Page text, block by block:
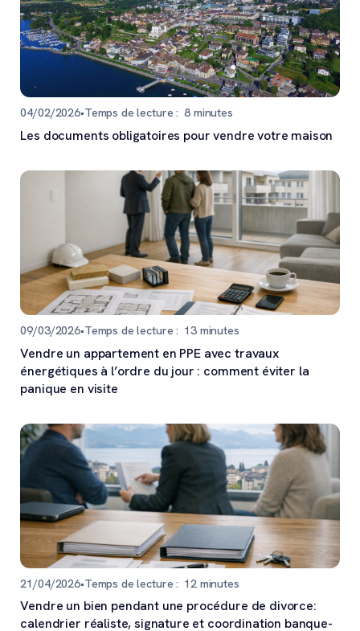
04/02/2026•Temps de lecture : 8minutes
Les documents obligatoires pour vendre votre maison
09/03/2026•Temps de lecture : 13minutes
Vendre un appartement en PPE avec travaux
énergétiques à l’ordre du jour : comment éviter la
panique en visite
21/04/2026•Temps de lecture : 12minutes
Vendre un bien pendant une procédure de divorce:
calendrier réaliste, signature et coordination banque-